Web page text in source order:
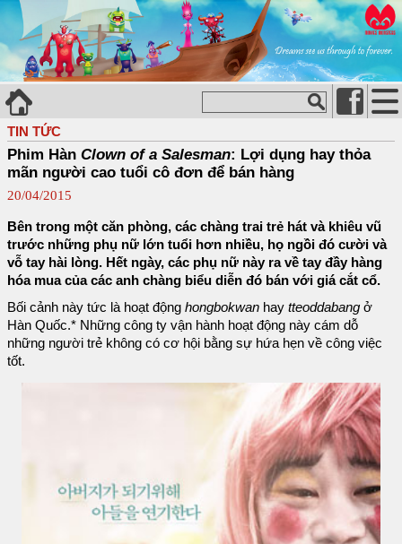
TIN TỨC
Phim Hàn Clown of a Salesman: Lợi dụng hay thỏa
mãn người cao tuổi cô đơn để bán hàng
20/04/2015
Bên trong một căn phòng, các chàng trai trẻ hát và khiêu vũ
trước những phụ nữ lớn tuổi hơn nhiều, họ ngồi đó cười và
vỗ tay hài lòng. Hết ngày, các phụ nữ này ra về tay đầy hàng
hóa mua của các anh chàng biểu diễn đó bán với giá cắt cổ.
Bối cảnh này tức là hoạt động hongbokwan hay tteoddabang ở
Hàn Quốc.* Những công ty vận hành hoạt động này cám dỗ
những người trẻ không có cơ hội bằng sự hứa hẹn về công việc
tốt.